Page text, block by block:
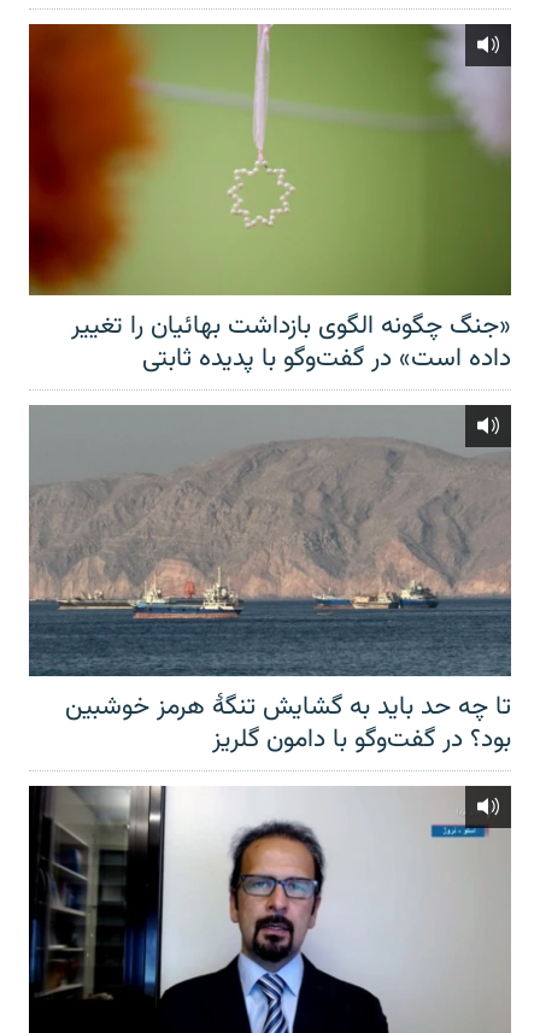
«جنگ چگونه الگوی بازداشت بهائیان را تغییر
داده است» در گفت‌وگو با پدیده ثابتی
تا چه حد باید به گشایش تنگهٔ هرمز خوشبین
بود؟ در گفت‌وگو با دامون گلریز